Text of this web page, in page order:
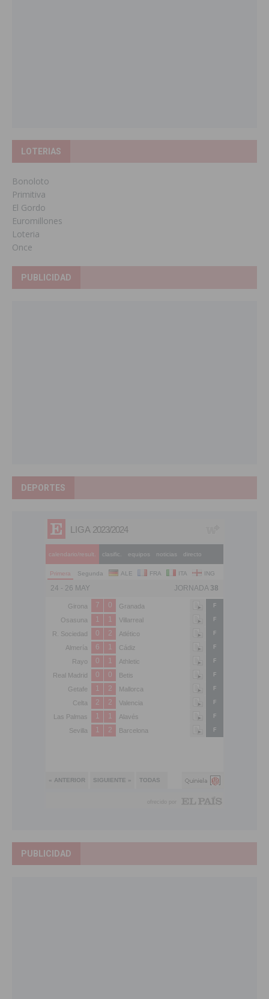
LOTERIAS
Bonoloto
Primitiva
El Gordo
Euromillones
Loteria
Once
PUBLICIDAD
DEPORTES
PUBLICIDAD